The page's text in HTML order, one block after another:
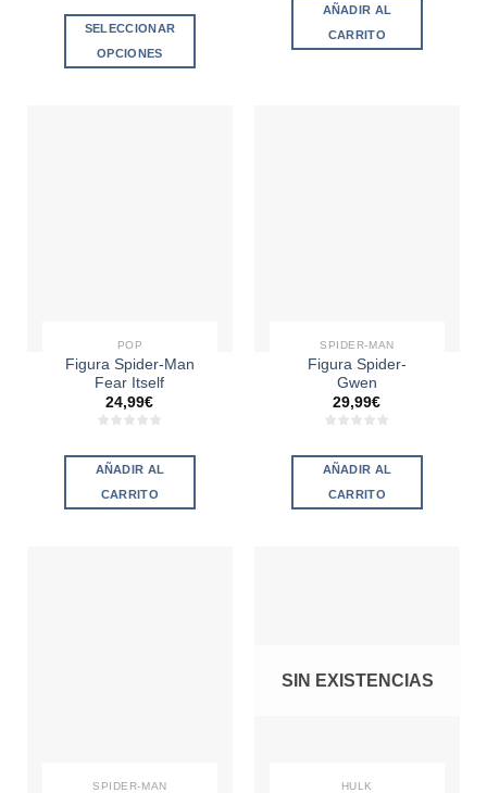
SELECCIONAR
OPCIONES
AÑADIR AL
CARRITO
POP
Figura Spider-Man
Fear Itself
24,99€
AÑADIR AL
CARRITO
SPIDER-MAN
Figura Spider-
Gwen
29,99€
AÑADIR AL
CARRITO
SPIDER-MAN
SIN EXISTENCIAS
HULK